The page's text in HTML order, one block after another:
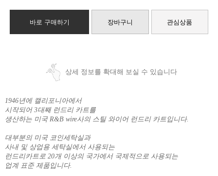
바로 구매하기 장바구니 관심상품
상세 정보를 확대해 보실 수 있습니다
1946년에 캘리포니아에서
시작되어 3대째 런드리 카트를
생산하는 미국 R&B wire사의 스틸 와이어 런드리 카트입니다.
대부분의 미국 코인세탁실과
사내 및 상업용 세탁실에서 사용되는
런드리카트로 20개 이상의 국가에서 국제적으로 사용되는
업계 표준 제품입니다.